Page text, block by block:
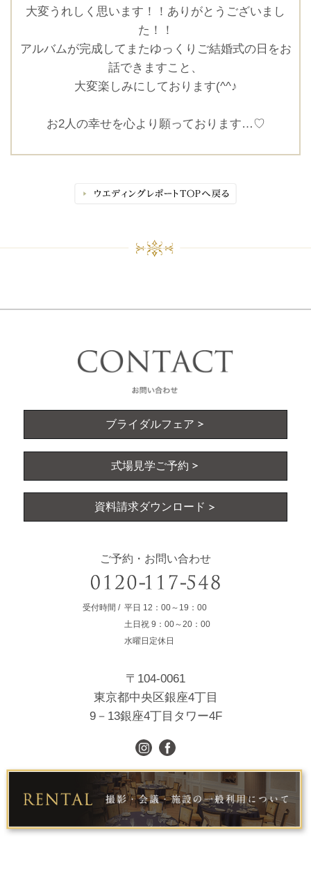
大変うれしく思います！！ありがとうございまし
た！！
アルバムが完成してまたゆっくりご結婚式の日をお
話できますこと、
大変楽しみにしております(^^♪
お2人の幸せを心より願っております…♡
ブライダルフェア
式場見学ご予約
資料請求ダウンロード
ご予約・お問い合わせ
受付時間 平日 12：00～19：00
土日祝 9：00～20：00
水曜日定休日
〒104-0061
東京都中央区銀座4丁目
9－13銀座4丁目タワー4F